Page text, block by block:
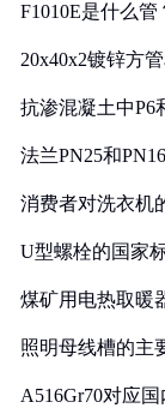
F1010E是什么管
20x40x2镀锌方
抗渗混凝土中P6
法兰PN25和
消费者对洗衣机
U型螺栓的国家
煤矿用电热取暖
照明母线槽的主
A516Gr70对应